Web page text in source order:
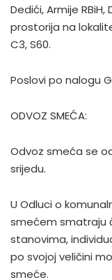
Dedići, Armije
prostorija na
C3, S60.
Poslovi po nalogu
ODVOZ SMEĆA:
Odvoz smeća se
srijedu.
U Odluci o
smećem smatraju
stanovima,
po svojoj veličini
smeće.